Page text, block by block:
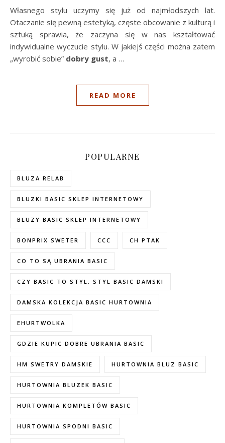
Własnego stylu uczymy się już od najmłodszych lat.
Otaczanie się pewną estetyką, częste obcowanie z kulturą i
sztuką sprawia, że zaczyna się w nas kształtować
indywidualne wyczucie stylu. W jakiejś części można zatem
„wyrobić sobie” dobry gust, a …
READ MORE
POPULARNE
BLUZA RELAB
BLUZKI BASIC SKLEP INTERNETOWY
BLUZY BASIC SKLEP INTERNETOWY
BONPRIX SWETER CCC CH PTAK
CO TO SĄ UBRANIA BASIC
CZY BASIC TO STYL. STYL BASIC DAMSKI
DAMSKA KOLEKCJA BASIC HURTOWNIA
EHURTWOLKA
GDZIE KUPIC DOBRE UBRANIA BASIC
HM SWETRY DAMSKIE HURTOWNIA BLUZ BASIC
HURTOWNIA BLUZEK BASIC
HURTOWNIA KOMPLETÓW BASIC
HURTOWNIA SPODNI BASIC